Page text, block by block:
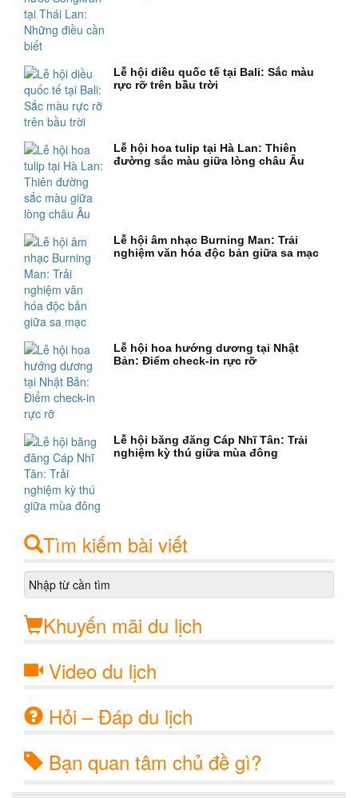
Lễ hội diều quốc tế tại Bali: Sắc màu
rực rỡ trên bầu trời
Lễ hội hoa tulip tại Hà Lan: Thiên
đường sắc màu giữa lòng châu Âu
Lễ hội âm nhạc Burning Man: Trải
nghiệm văn hóa độc bản giữa sa mạc
Lễ hội hoa hướng dương tại Nhật
Bản: Điểm check-in rực rỡ
Lễ hội băng đăng Cáp Nhĩ Tân: Trải
nghiệm kỳ thú giữa mùa đông
Tìm kiếm bài viết
Khuyến mãi du lịch
Video du lịch
Hỏi – Đáp du lịch
Bạn quan tâm chủ đề gì?